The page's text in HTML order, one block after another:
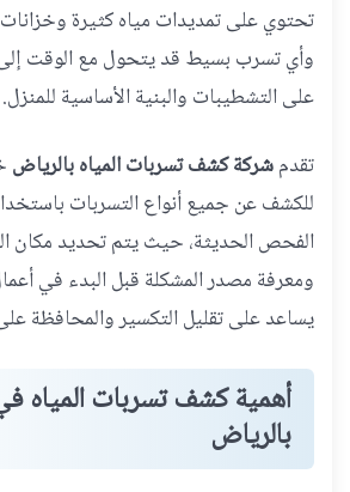
تحتوي على تمديدات مياه كثيرة
وأي تسرب بسيط قد يتحول مع الوقت
على التشطيبات والبنية الأساسية للمنزل.
تقدمشركة كشف تسربات المياه بالرياض
للكشف عن جميع أنواع التسربات
الفحص الحديثة، حيث يتم تحديد مكان
ومعرفة مصدر المشكلة قبل البدء في
يساعد على تقليل التكسير والمحافظة
أهمية كشف تسربات المياه
بالرياض